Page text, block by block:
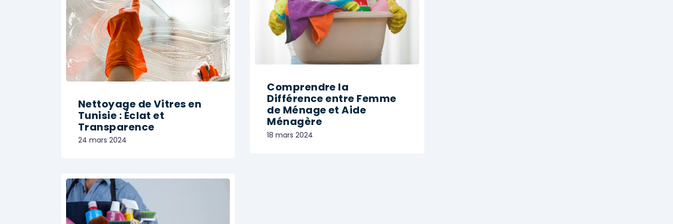
MÉNAGE ET NETTOYAGE
Share
Nettoyage de Vitres en
Tunisie : Éclat et
Transparence
24 mars 2024
Comprendre la
Différence entre Femme
de Ménage et Aide
Ménagère
18 mars 2024